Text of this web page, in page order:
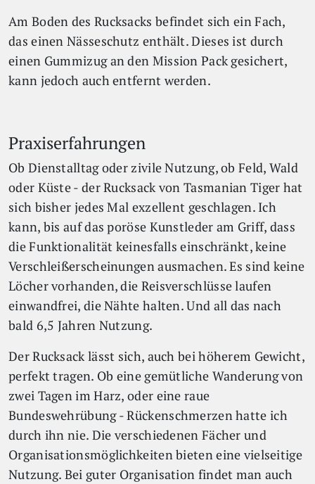
Am Boden des Rucksacks befindet sich ein Fach,
das einen Nässeschutz enthält. Dieses ist durch
einen Gummizug an den Mission Pack gesichert,
kann jedoch auch entfernt werden.
Praxiserfahrungen
Ob Dienstalltag oder zivile Nutzung, ob Feld, Wald
oder Küste - der Rucksack von Tasmanian Tiger hat
sich bisher jedes Mal exzellent geschlagen. Ich
kann, bis auf das poröse Kunstleder am Griff, dass
die Funktionalität keinesfalls einschränkt, keine
Verschleißerscheinungen ausmachen. Es sind keine
Löcher vorhanden, die Reisverschlüsse laufen
einwandfrei, die Nähte halten. Und all das nach
bald 6,5 Jahren Nutzung.
Der Rucksack lässt sich, auch bei höherem Gewicht,
perfekt tragen. Ob eine gemütliche Wanderung von
zwei Tagen im Harz, oder eine raue
Bundeswehrübung - Rückenschmerzen hatte ich
durch ihn nie. Die verschiedenen Fächer und
Organisationsmöglichkeiten bieten eine vielseitige
Nutzung. Bei guter Organisation findet man auch